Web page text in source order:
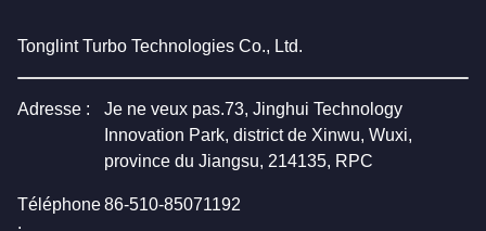
Tonglint Turbo Technologies Co., Ltd.
Adresse :
Je ne veux pas.73, Jinghui Technology
Innovation Park, district de Xinwu, Wuxi,
province du Jiangsu, 214135, RPC
Téléphone86-510-85071192